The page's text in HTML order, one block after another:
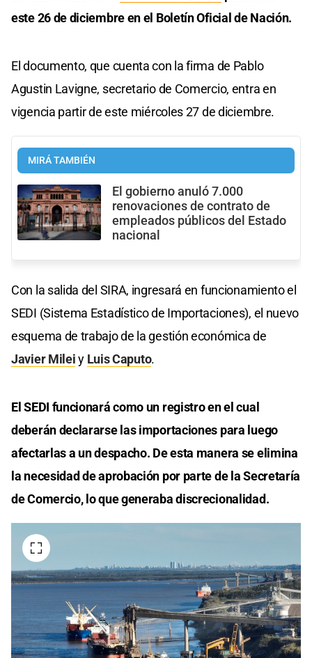
este 26 de diciembre en el Boletín Oficial de Nación.
El documento, que cuenta con la firma de Pablo
Agustin Lavigne, secretario de Comercio, entra en
vigencia partir de este miércoles 27 de diciembre.
MIRÁ TAMBIÉN
El gobierno anuló 7.000
renovaciones de contrato de
empleados públicos del Estado
nacional
Con la salida del SIRA, ingresará en funcionamiento el
SEDI (Sistema Estadístico de Importaciones), el nuevo
esquema de trabajo de la gestión económica de
Javier Mileiy Luis Caputo.
El SEDI funcionará como un registro en el cual
deberán declararse las importaciones para luego
afectarlas a un despacho. De esta manera se elimina
la necesidad de aprobación por parte de la Secretaría
de Comercio, lo que generaba discrecionalidad.